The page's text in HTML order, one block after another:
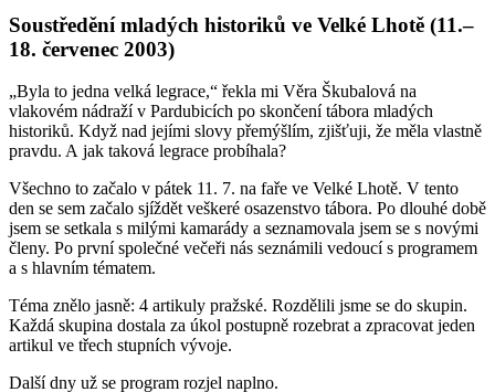
Soustředění mladých historiků ve Velké Lhotě (11.–
18. červenec 2003)
„Byla to jedna velká legrace,“ řekla mi Věra Škubalová na
vlakovém nádraží v Pardubicích po skončení tábora mladých
historiků. Když nad jejími slovy přemýšlím, zjišťuji, že měla vlastně
pravdu. A jak taková legrace probíhala?
Všechno to začalo v pátek 11. 7. na faře ve Velké Lhotě. V tento
den se sem začalo sjíždět veškeré osazenstvo tábora. Po dlouhé době
jsem se setkala s milými kamarády a seznamovala jsem se s novými
členy. Po první společné večeři nás seznámili vedoucí s programem
a s hlavním tématem.
Téma znělo jasně: 4 artikuly pražské. Rozdělili jsme se do skupin.
Každá skupina dostala za úkol postupně rozebrat a zpracovat jeden
artikul ve třech stupních vývoje.
Další dny už se program rozjel naplno.